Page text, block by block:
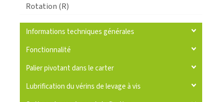
Rotation (R)
Informations techniques générales
Fonctionnalité
Palier pivotant dans le carter
Lubrification du vérins de levage à vis